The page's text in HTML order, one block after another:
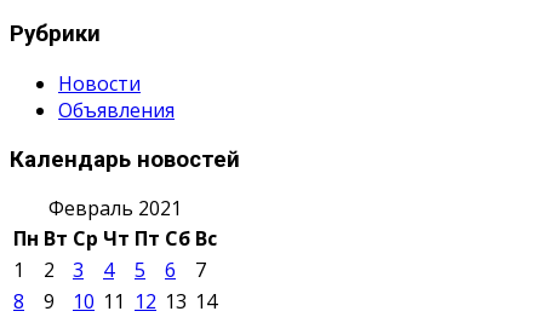
Рубрики
Новости
Объявления
Календарь новостей
Февраль 2021
Пн Вт Ср Чт Пт Сб Вс
1
2 3 4 5 6
7
8
9 10 11 12 13 14